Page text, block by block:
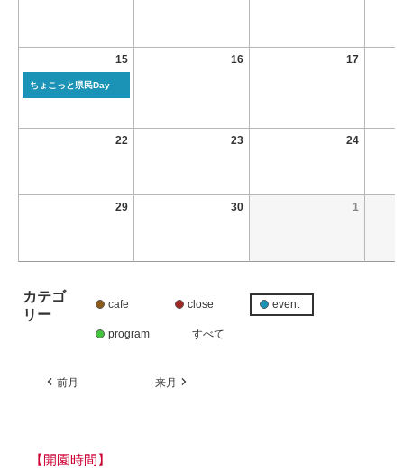
15
ちょこっと県民Day
16 17
22 23 24
29 30 1
カテゴ
リー
cafe close event
program すべて
前月 来月
【開園時間】